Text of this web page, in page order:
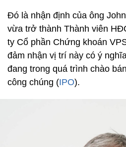
Đó là nhận định của ông
vừa trở thành Thành viên
ty Cổ phần Chứng khoán
đảm nhận vị trí này có ý
đang trong quá trình chào
công chúng (IPO).